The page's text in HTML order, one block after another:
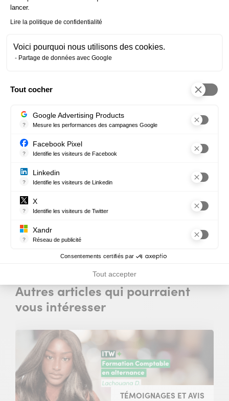
lancer.
Lire la politique de confidentialité
Voici pourquoi nous utilisons des cookies.
Partage de données avec Google
Tout cocher
?
Google Advertising Products
Mesure les performances des campagnes Google
?
Facebook Pixel
Identifie les visiteurs de Facebook
?
Linkedin
Identifie les visiteurs de Linkedin
?
X
Identifie les visiteurs de Twitter
?
Xandr
Réseau de publicité
Consentements certifiés par
Tout accepter
Lire aussi :
Suivez-nous sur les réseaux
sociaux
Et rejoignez notre communauté !
Facebook
(nouvelle
Twitter
(nouvelle(nouvelle
Youtube
fenêtre)
Autres articles qui pourraient
vous intéresser
TÉMOIGNAGES ET AVIS